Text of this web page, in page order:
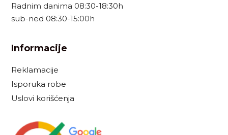
Radnim danima 08:30-18:30h
sub-ned 08:30-15:00h
Informacije
Reklamacije
Isporuka robe
Uslovi korišćenja